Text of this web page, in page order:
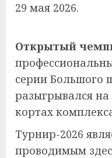
29 мая 2026.
Открытый
серии Большого
разыгрывался
кортах
Турнир-2026
проводимым